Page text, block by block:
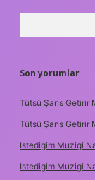
Son yorumlar
Tütsü Şans Getirir
Tütsü Şans Getirir
Istedigim Muzigi
Istedigim Muzigi